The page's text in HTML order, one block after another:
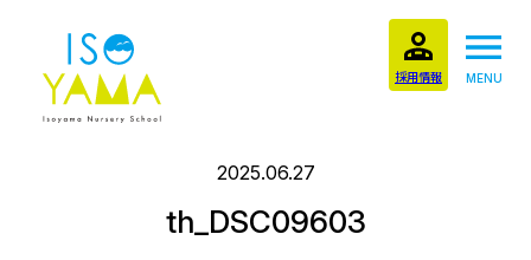
MENU
採用情報
2025.06.27
th_DSC09603